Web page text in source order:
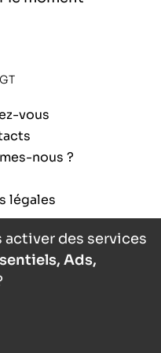
vous
nous ?
légales
des services
Ads,